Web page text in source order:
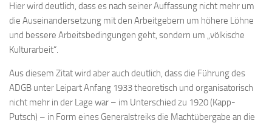
Hier wird deutlich, dass es nach seiner Auffassung nicht mehr um
die Auseinandersetzung mit den Arbeitgebern um höhere Löhne
und bessere Arbeitsbedingungen geht, sondern um „völkische
Kulturarbeit“.
Aus diesem Zitat wird aber auch deutlich, dass die Führung des
ADGB unter Leipart Anfang 1933 theoretisch und organisatorisch
nicht mehr in der Lage war – im Unterschied zu 1920 (Kapp-
Putsch) – in Form eines Generalstreiks die Machtübergabe an die